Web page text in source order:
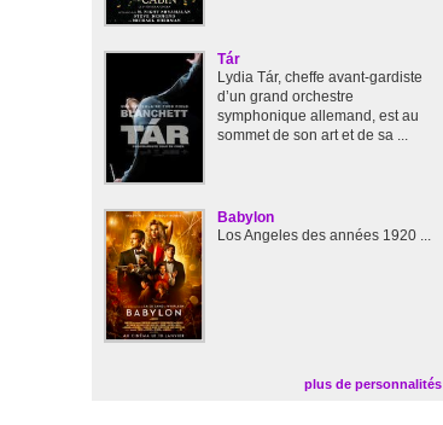
Tár
Lydia Tár, cheffe avant-gardiste
d’un grand orchestre
symphonique allemand, est au
sommet de son art et de sa ...
Babylon
Los Angeles des années 1920 ...
plus de personnalités